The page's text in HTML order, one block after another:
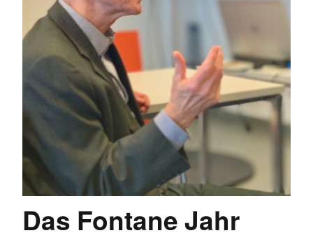
Das Fontane Jahr